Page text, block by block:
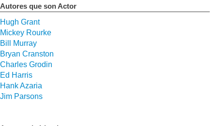
Autores que son Actor
Hugh Grant
Mickey Rourke
Bill Murray
Bryan Cranston
Charles Grodin
Ed Harris
Hank Azaria
Jim Parsons